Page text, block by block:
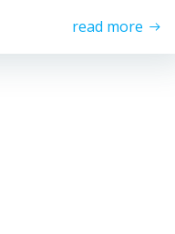
read more